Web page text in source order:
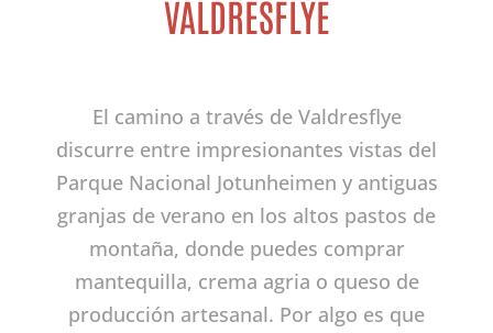
VALDRESFLYE
El camino a través de Valdresflye
discurre entre impresionantes vistas del
Parque Nacional Jotunheimen y antiguas
granjas de verano en los altos pastos de
montaña, donde puedes comprar
mantequilla, crema agria o queso de
producción artesanal. Por algo es que